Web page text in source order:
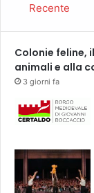
R
c
Recente
Colonie feline,
animali e alla
3 giorni fa